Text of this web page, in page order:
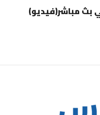
بث مباشر(فيديو)